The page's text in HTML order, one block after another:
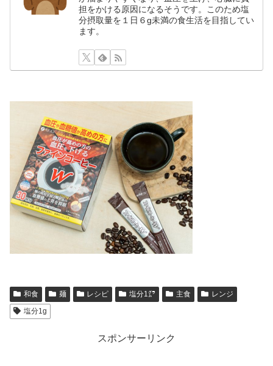
担をかける原因になるそうです。このため塩
分摂取量を１日６g未満の食生活を目指してい
ます。
和食 麺 レシピ 塩分1㌘ 主食
レンジ
塩分1g
スポンサーリンク